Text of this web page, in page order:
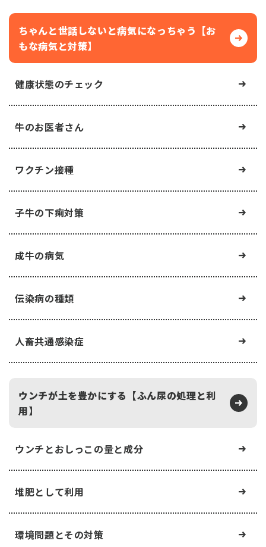
ちゃんと世話しないと病気になっちゃう【お
もな病気と対策】
健康状態のチェック
牛のお医者さん
ワクチン接種
子牛の下痢対策
成牛の病気
伝染病の種類
人畜共通感染症
ウンチが土を豊かにする【ふん尿の処理と利
用】
ウンチとおしっこの量と成分
堆肥として利用
環境問題とその対策